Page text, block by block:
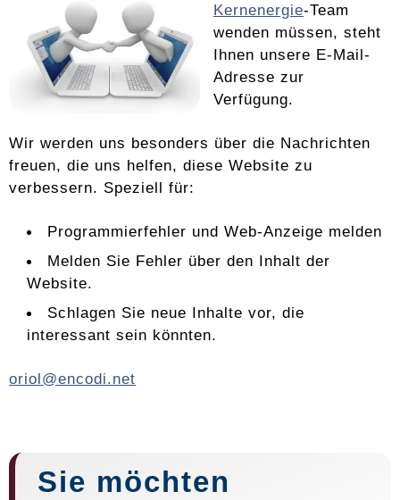
Kernenergie-Team
wenden müssen, steht
Ihnen unsere E-Mail-
Adresse zur
Verfügung.
Wir werden uns besonders über die Nachrichten
freuen, die uns helfen, diese Website zu
verbessern. Speziell für:
Programmierfehler und Web-Anzeige melden
Melden Sie Fehler über den Inhalt der
Website.
Schlagen Sie neue Inhalte vor, die
interessant sein könnten.
oriol@encodi.net
Sie möchten